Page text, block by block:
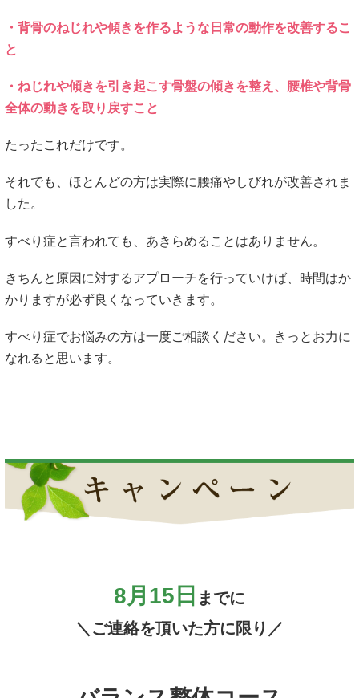
・背骨のねじれや傾きを作るような日常の動作を改善するこ
と
・ねじれや傾きを引き起こす骨盤の傾きを整え、腰椎や背骨
全体の動きを取り戻すこと
たったこれだけです。
それでも、ほとんどの方は実際に腰痛やしびれが改善されま
した。
すべり症と言われても、あきらめることはありません。
きちんと原因に対するアプローチを行っていけば、時間はか
かりますが必ず良くなっていきます。
すべり症でお悩みの方は一度ご相談ください。きっとお力に
なれると思います。
8月15日 までに
＼ご連絡を頂いた方に限り／